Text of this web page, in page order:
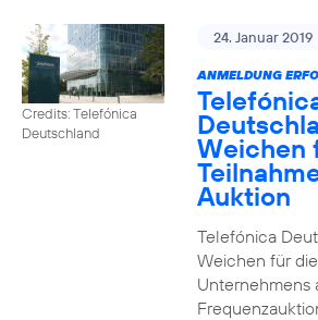
Credits: Telefónica
Deutschland
24. Januar 2019
ANMELDUNG
Weichen
Auktion
Telefónica
Weichen für
Unternehmens